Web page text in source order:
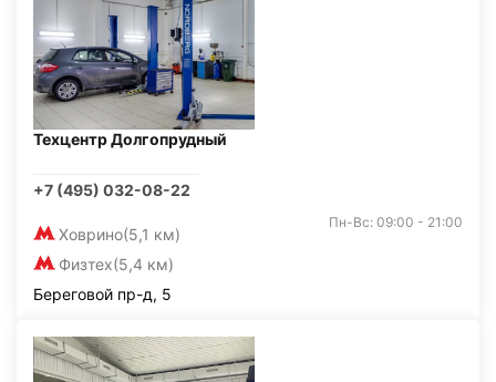
Техцентр Долгопрудный
+7 (495) 032-08-22
Ховрино(5,1 км)
Физтех(5,4 км)
Пн-Вс: 09:00 - 21:00
Береговой пр-д, 5